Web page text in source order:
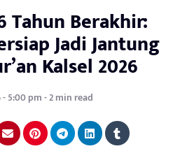
Tahun Berakhir:
Jadi Jantung
Kalsel 2026
5:00 pm - 2 min read